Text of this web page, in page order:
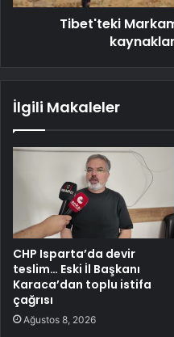
Tibet'teki
İlgili Makaleler
CHP Isparta’da devir
teslim… Eski İl Başkanı
Karaca’dan toplu istifa
çağrısı
Ağustos 8, 2026